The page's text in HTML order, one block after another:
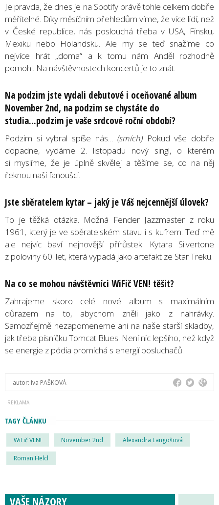
Je pravda, že dnes je na Spotify právě tohle celkem dobře
měřitelné. Díky měsíčním přehledům víme, že více lidí, než
v České republice, nás poslouchá třeba v USA, Finsku,
Mexiku nebo Holandsku. Ale my se teď snažíme co
nejvíce hrát „doma“ a k tomu nám Anděl rozhodně
pomohl. Na návštěvnostech koncertů je to znát.
Na podzim jste vydali debutové i oceňované album
November 2nd, na podzim se chystáte do
studia...podzim je vaše srdcové roční období?
Podzim si vybral spíše nás…(smích) Pokud vše dobře
dopadne, vydáme 2. listopadu nový singl, o kterém
si myslíme, že je úplně skvělej a těšíme se, co na něj
řeknou naši fanoušci.
Jste sběratelem kytar – jaký je Váš nejcennější úlovek?
To je těžká otázka. Možná Fender Jazzmaster z roku
1961, který je ve sběratelském stavu i s kufrem. Teď mě
ale nejvíc baví nejnovější přírůstek. Kytara Silvertone
z poloviny 60. let, která vypadá jako artefakt ze Star Treku.
Na co se mohou návštěvníci WiFič VEN! těšit?
Zahrajeme skoro celé nové album s maximálním
důrazem na to, abychom zněli jako z nahrávky.
Samozřejmě nezapomeneme ani na naše starší skladby,
jak třeba písničku Tomcat Blues. Není nic lepšího, než když
se energie z pódia promíchá s energií posluchačů.
autor: Iva PAŠKOVÁ
TAGY ČLÁNKU
WiFič VEN! November 2nd Alexandra Langošová
Roman Helcl
VAŠE NÁZORY